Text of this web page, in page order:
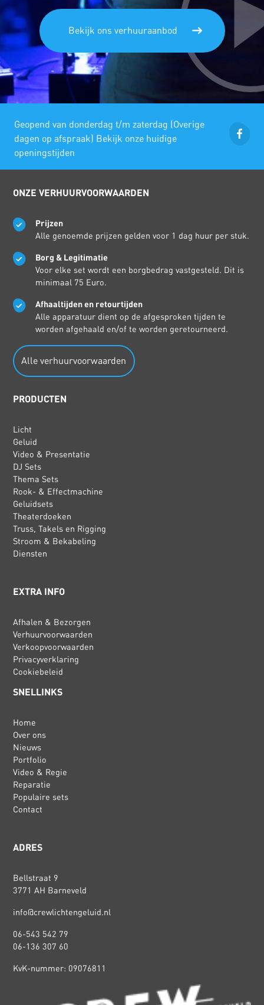
Bekijk ons verhuuraanbod
Geopend van donderdag t/m zaterdag (Overige
dagen op afspraak) Bekijk onze huidige
openingstijden
ONZE VERHUURVOORWAARDEN
Prijzen
Alle genoemde prijzen gelden voor 1 dag huur per stuk.
Borg & Legitimatie
Voor elke set wordt een borgbedrag vastgesteld. Dit is
minimaal 75 Euro.
Afhaaltijden en retourtijden
Alle apparatuur dient op de afgesproken tijden te
worden afgehaald en/of te worden geretourneerd.
Alle verhuurvoorwaarden
PRODUCTEN
Licht
Geluid
Video & Presentatie
DJ Sets
Thema Sets
Rook- & Effectmachine
Geluidsets
Theaterdoeken
Truss, Takels en Rigging
Stroom & Bekabeling
Diensten
EXTRA INFO
Afhalen & Bezorgen
Verhuurvoorwaarden
Verkoopvoorwaarden
Privacyverklaring
Cookiebeleid
SNELLINKS
Home
Over ons
Nieuws
Portfolio
Video & Regie
Reparatie
Populaire sets
Contact
ADRES
Bellstraat 9
3771 AH Barneveld
info@crewlichtengeluid.nl
06-543 542 79
06-136 307 60
KvK-nummer: 09076811